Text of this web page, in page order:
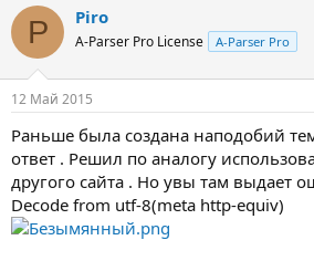
т
о
т
е
м
ы
т
н
ч
а
л
P Piro
A-Parser Pro License A-Parser Pro
12 Май 2015
Раньше была создана наподобий
ответ . Решил по аналогу
другого сайта . Но увы там выдает
Decode from utf-8(meta http-equiv)